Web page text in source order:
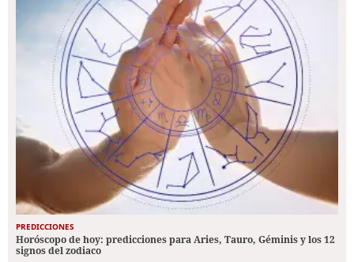
PREDICCIONES
Horóscopo de hoy: predicciones para Aries, Tauro, Géminis y los 12
signos del zodiaco